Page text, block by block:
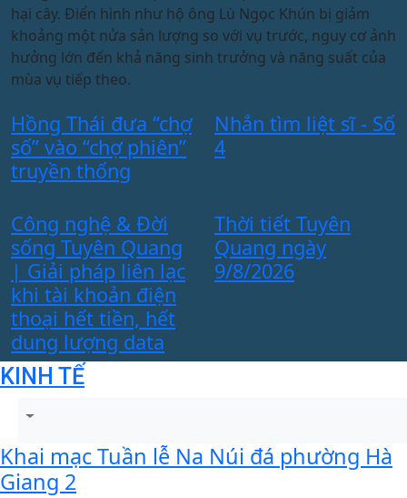
hại cây. Điển hình như hộ ông Lù Ngọc Khún bị giảm
khoảng một nửa sản lượng so với vụ trước, nguy cơ ảnh
hưởng lớn đến khả năng sinh trưởng và năng suất của
mùa vụ tiếp theo.
Hồng Thái đưa “chợ
số” vào “chợ phiên”
truyền thống
Nhắn tìm liệt sĩ - Số
4
Công nghệ & Đời
sống Tuyên Quang
| Giải pháp liên lạc
khi tài khoản điện
thoại hết tiền, hết
dung lượng data
Thời tiết Tuyên
Quang ngày
9/8/2026
KINH TẾ
Khai mạc Tuần lễ Na Núi đá phường Hà
Giang 2